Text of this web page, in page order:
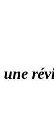
une